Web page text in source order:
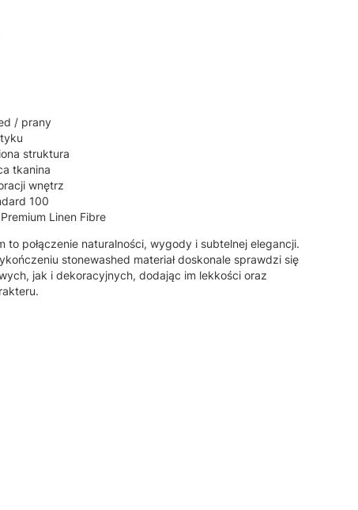
/ prany
struktura
tkanina
wnętrz
100
Linen Fibre
to połączenie naturalności, wygody i subtelnej elegancji.
stonewashed materiał doskonale sprawdzi się
jak i dekoracyjnych, dodając im lekkości oraz